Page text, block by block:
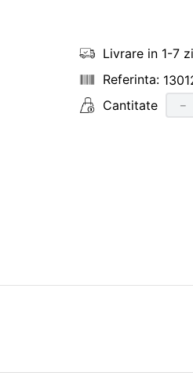
Livrare in 1-7
Cantitate
－